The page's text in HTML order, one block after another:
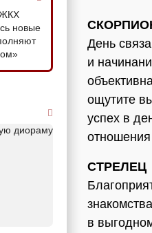
ЖКХ
новые
День
и
ощутите
успех в
СТРЕЛЕЦ
в